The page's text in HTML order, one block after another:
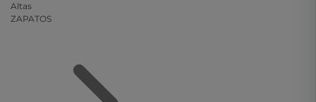
Altas
ZAPATOS